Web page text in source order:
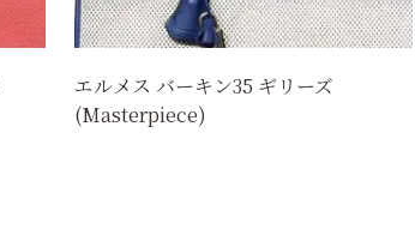
エルメス バーキン35 ギリーズ
(Masterpiece)